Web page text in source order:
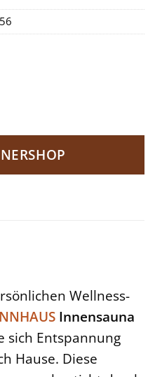
Wellness-
Innensauna
sich Entspannung
Hause. Diese